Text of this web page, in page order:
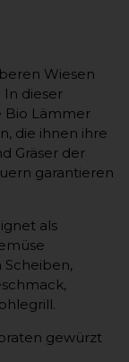
Wiesen
In dieser
Bio Lämmer
die ihnen ihre
Gräser der
garantieren
als
gewürzt